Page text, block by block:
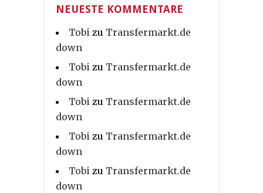
NEUESTE KOMMENTARE
Tobi zu Transfermarkt.de
down
Tobi zu Transfermarkt.de
down
Tobi zu Transfermarkt.de
down
Tobi zu Transfermarkt.de
down
Tobi zu Transfermarkt.de
down